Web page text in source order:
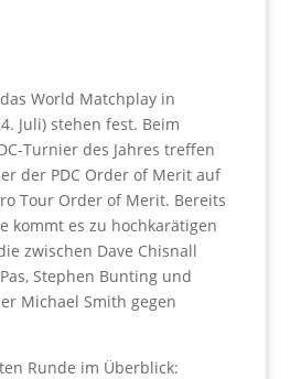
World Matchplay in
Juli) stehen fest. Beim
Turnier des Jahres treffen
der PDC Order of Merit auf
Tour Order of Merit. Bereits
kommt es zu hochkarätigen
zwischen Dave Chisnall
Stephen Bunting und
Michael Smith gegen
Runde im Überblick: